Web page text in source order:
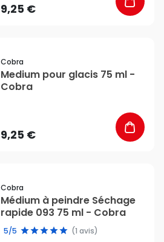
9,25 €
Cobra
Medium pour glacis 75 ml -
Cobra
9,25 €
Cobra
Médium à peindre Séchage
rapide 093 75 ml - Cobra
5/5 (1 avis)